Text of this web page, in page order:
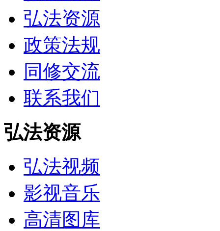
弘法资源
政策法规
同修交流
联系我们
弘法资源
弘法视频
影视音乐
高清图库